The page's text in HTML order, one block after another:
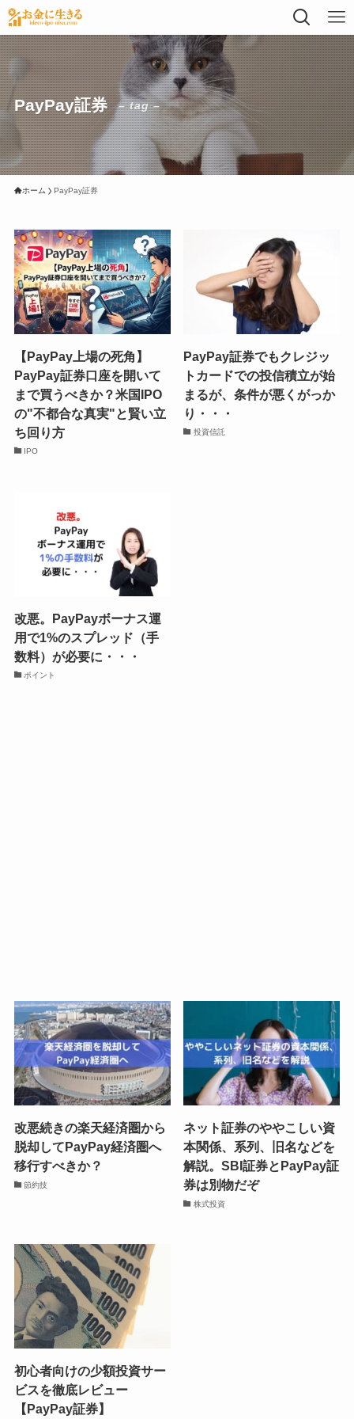
PayPay証券 – tag –
ホーム PayPay証券
【PayPay上場の死角】
PayPay証券口座を開いて
まで買うべきか？米国IPO
の"不都合な真実"と賢い立
ち回り方
IPO
PayPay証券でもクレジッ
トカードでの投信積立が始
まるが、条件が悪くがっか
り・・・
投資信託
改悪。PayPayボーナス運
用で1%のスプレッド（手
数料）が必要に・・・
ポイント
改悪続きの楽天経済圏から
脱却してPayPay経済圏へ
移行すべきか？
節約技
ネット証券のややこしい資
本関係、系列、旧名などを
解説。SBI証券とPayPay証
券は別物だぞ
株式投資
初心者向けの少額投資サー
ビスを徹底レビュー
【PayPay証券】